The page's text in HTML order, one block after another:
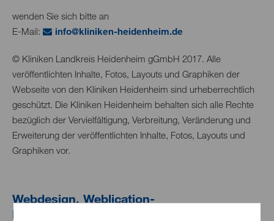
wenden Sie sich bitte an
E-Mail:
nf kl n k n-h d nh m d
© Kliniken Landkreis Heidenheim gGmbH 2017. Alle
veröffentlichten Inhalte, Fotos, Layouts und Graphiken der
Webseite von den Kliniken Heidenheim sind urheberrechtlich
geschützt. Die Kliniken Heidenheim behalten sich alle Rechte
bezüglich der Vervielfältigung, Verbreitung, Veränderung und
Erweiterung der veröffentlichten Inhalte, Fotos, Layouts und
Graphiken vor.
Webdesign, Weblication-
Programmierung